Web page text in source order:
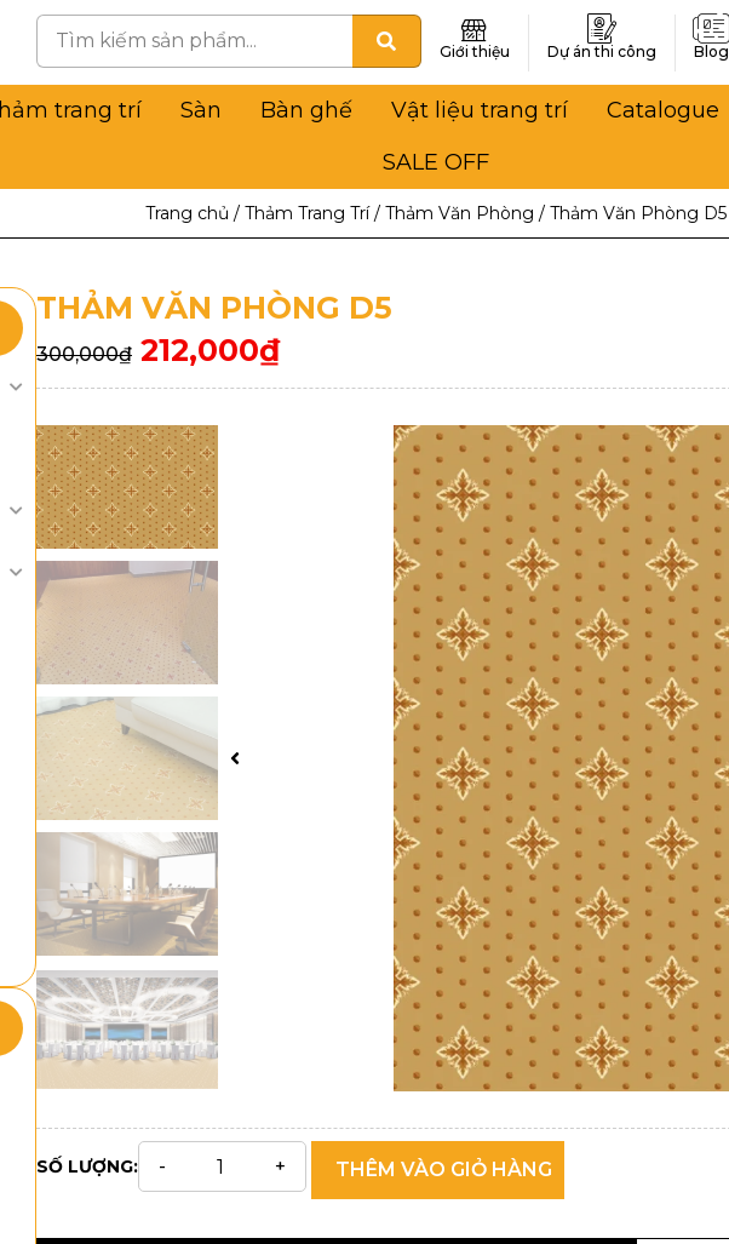
Giới thiệu Dự án thi công Blog
trang trí Sàn Bàn ghế Vật liệu trang trí Catalogue
SALE OFF
Trang chủ / Thảm Trang Trí/ Thảm Văn Phòng / Thảm Văn Phòng D5
THẢM VĂN PHÒNG D5
300,000₫ 212,000₫
SỐ LƯỢNG: THÊM VÀO GIỎ HÀNG